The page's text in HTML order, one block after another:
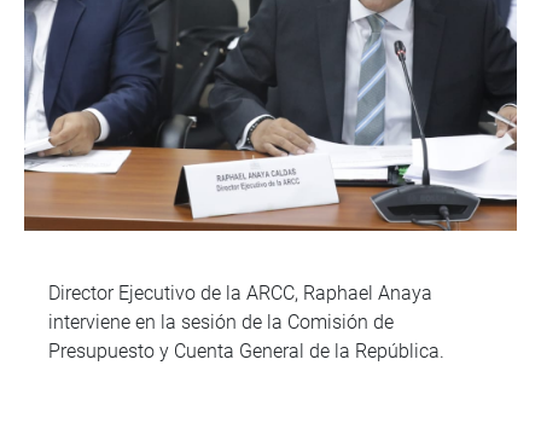
Director Ejecutivo de la ARCC, Raphael Anaya
interviene en la sesión de la Comisión de
Presupuesto y Cuenta General de la República.